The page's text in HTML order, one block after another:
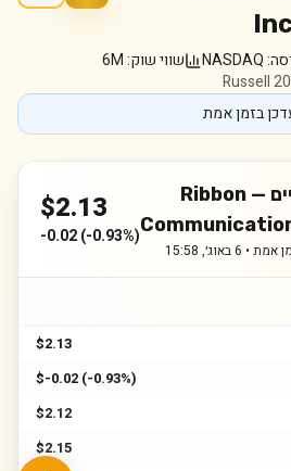
NASDAQ שווי שוק:6M
—
Ribbon
אמת • 6 באוג׳, 15:58
$2.13
-0.02(-0.93%)
$2.13
$-0.02 (-0.93%)
$2.12
$2.15